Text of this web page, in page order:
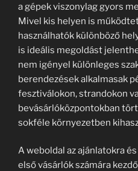
a gépek viszonylag gyors
Mivel kis helyen is
használhatók különböző
is ideális megoldást
nem igényel különleges
berendezések alkalmasak
fesztiválokon, strandokon
bevásárlóközpontokban
sokféle környezetben
A weboldal az ajánlatokra
első vásárlók számára